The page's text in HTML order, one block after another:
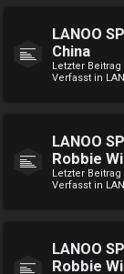
LANOO
China
Letzter Beitrag
Verfasst in
LANOO
Robbie
Letzter Beitrag
Verfasst in
LANOO
Robbie